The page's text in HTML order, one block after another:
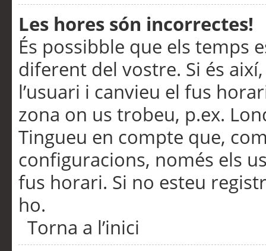
Les hores són incorrectes!
És possibble que els temps
diferent del vostre. Si és
l’usuari i canvieu el fus
zona on us trobeu, p.ex.
Tingueu en compte que,
configuracions, només els
fus horari. Si no esteu
ho.
Torna a l’inici